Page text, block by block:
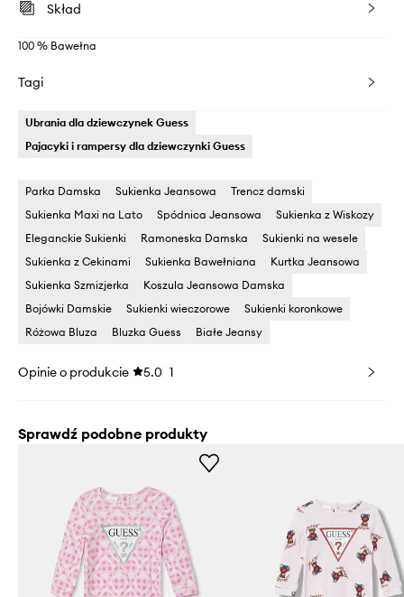
Skład
100 % Bawełna
Tagi
Ubrania dla dziewczynek Guess
Pajacyki i rampersy dla dziewczynki Guess
Parka Damska Sukienka Jeansowa
Trencz damski
Sukienka Maxi na Lato
Spódnica Jeansowa
Sukienka z Wiskozy
Eleganckie Sukienki
Ramoneska Damska
Sukienki na wesele
Sukienka z Cekinami
Sukienka Bawełniana
Kurtka Jeansowa
Sukienka Szmizjerka
Koszula Jeansowa Damska
Bojówki Damskie
Sukienki wieczorowe
Sukienki koronkowe
Różowa Bluza
Bluzka Guess Białe Jeansy
Opinie o produkcie 5.0 1
Sprawdź podobne produkty